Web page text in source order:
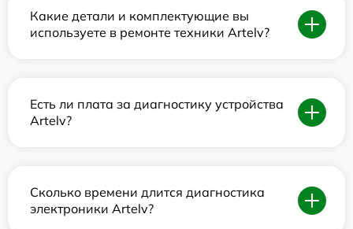
Какие детали и комплектующие вы
используете в ремонте техники Artelv?
Есть ли плата за диагностику устройства
Artelv?
Сколько времени длится диагностика
электроники Artelv?